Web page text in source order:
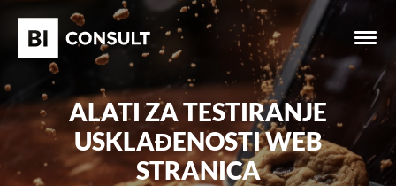
ALATI ZA TESTIRANJE
USKLAĐENOSTI WEB
STRANICA